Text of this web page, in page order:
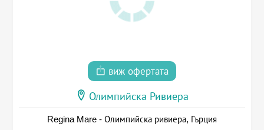
виж офертата
Олимпийска Ривиера
Regina Mare - Олимпийска ривиера, Гърция